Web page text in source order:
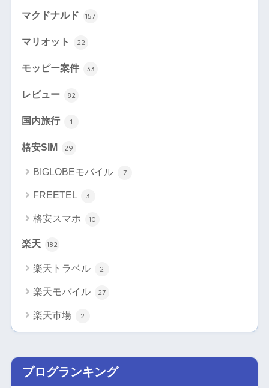
マクドナルド 157
マリオット 22
モッピー案件 33
レビュー 82
国内旅行 1
格安SIM 29
BIGLOBEモバイル 7
FREETEL 3
格安スマホ 10
楽天 182
楽天トラベル 2
楽天モバイル 27
楽天市場 2
ブログランキング